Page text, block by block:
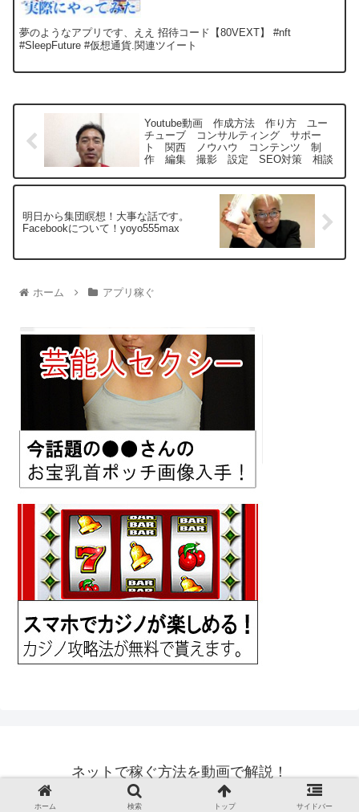
夢のようなアプリです、ええ 招待コード【80VEXT】 #nft
#SleepFuture #仮想通貨.関連ツイート
Youtube動画 作成方法 作り方 ユー
チューブ コンサルティング サポー
ト 関西 ノウハウ コンテンツ 制
作 編集 撮影 設定 SEO対策 相談
明日から集団瞑想！大事な話です。
Facebookについて！yoyo555max
ホーム アプリ稼ぐ
ネットで稼ぐ方法を動画で解説！
© 2018 ネットで稼ぐ方法を動画で解説！.
ホーム 検索 トップ サイドバー